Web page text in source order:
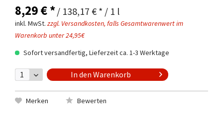
8,29 € */ 138,17 € * / 1 l
inkl. MwSt. zzgl. Versandkosten, falls Gesamtwarenwert im
Warenkorb unter 24,95€
Sofort versandfertig, Lieferzeit ca. 1-3 Werktage
In den Warenkorb
Merken Bewerten